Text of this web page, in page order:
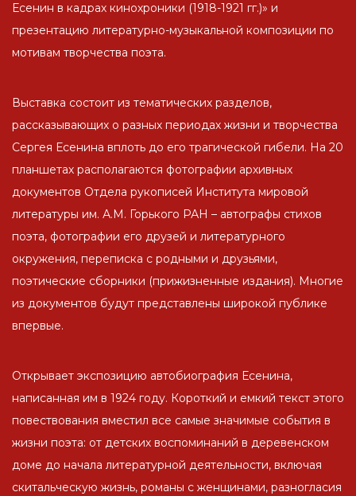
Есенин в кадрах кинохроники (1918-1921 гг.)» и
презентацию литературно-музыкальной композиции по
мотивам творчества поэта.
Выставка состоит из тематических разделов,
рассказывающих о разных периодах жизни и творчества
Сергея Есенина вплоть до его трагической гибели. На 20
планшетах располагаются фотографии архивных
документов Отдела рукописей Института мировой
литературы им. А.М. Горького РАН – автографы стихов
поэта, фотографии его друзей и литературного
окружения, переписка с родными и друзьями,
поэтические сборники (прижизненные издания). Многие
из документов будут представлены широкой публике
впервые.
Открывает экспозицию автобиография Есенина,
написанная им в 1924 году. Короткий и емкий текст этого
повествования вместил все самые значимые события в
жизни поэта: от детских воспоминаний в деревенском
доме до начала литературной деятельности, включая
скитальческую жизнь, романы с женщинами, разногласия